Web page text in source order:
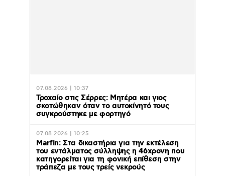
07.08.2026 | 10:37
Τροχαίο στις Σέρρες: Μητέρα και γιος
σκοτώθηκαν όταν το αυτοκίνητό τους
συγκρούστηκε με φορτηγό
07.08.2026 | 10:25
Marfin: Στα δικαστήρια για την εκτέλεση
του εντάλματος σύλληψης η 46χρονη που
κατηγορείται για τη φονική επίθεση στην
τράπεζα με τους τρείς νεκρούς